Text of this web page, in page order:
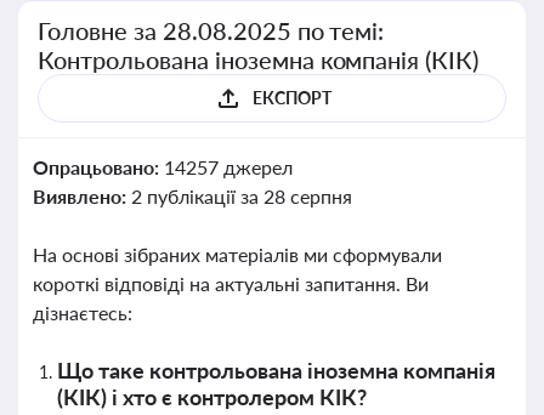
Головне за 28.08.2025 по темі:
Контрольована іноземна компанія (КІК)
ЕКСПОРТ
Опрацьовано: 14257 джерел
Виявлено: 2 публікації за 28 серпня
На основі зібраних матеріалів ми сформували
короткі відповіді на актуальні запитання. Ви
дізнаєтесь:
Що таке контрольована іноземна компанія
(КІК) і хто є контролером КІК?